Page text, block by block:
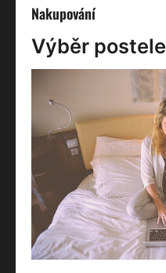
Nakupování
Výběr postele